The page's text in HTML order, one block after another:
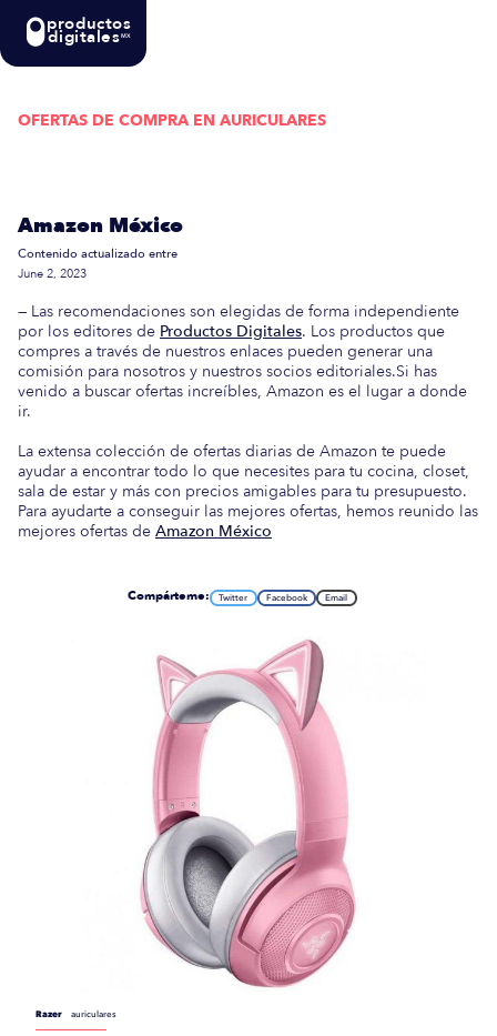
productos
digitalesMX
OFERTAS DE COMPRA EN AURICULARES
Amazon México
Contenido actualizado entre
June 2, 2023
— Las recomendaciones son elegidas de forma independiente
por los editores de Productos Digitales. Los productos que
compres a través de nuestros enlaces pueden generar una
comisión para nosotros y nuestros socios editoriales.Si has
venido a buscar ofertas increíbles, Amazon es el lugar a donde
ir.
La extensa colección de ofertas diarias de Amazon te puede
ayudar a encontrar todo lo que necesites para tu cocina, closet,
sala de estar y más con precios amigables para tu presupuesto.
Para ayudarte a conseguir las mejores ofertas, hemos reunido las
mejores ofertas de Amazon México
Compárteme: Twitter Facebook Email
Razer auriculares